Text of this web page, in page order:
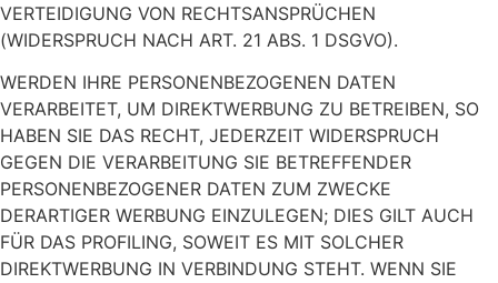
VERTEIDIGUNG VON RECHTSANSPRÜCHEN
(WIDERSPRUCH NACH ART. 21 ABS. 1 DSGVO).
WERDEN IHRE PERSONENBEZOGENEN DATEN
VERARBEITET, UM DIREKTWERBUNG ZU BETREIBEN, SO
HABEN SIE DAS RECHT, JEDERZEIT WIDERSPRUCH
GEGEN DIE VERARBEITUNG SIE BETREFFENDER
PERSONENBEZOGENER DATEN ZUM ZWECKE
DERARTIGER WERBUNG EINZULEGEN; DIES GILT AUCH
FÜR DAS PROFILING, SOWEIT ES MIT SOLCHER
DIREKTWERBUNG IN VERBINDUNG STEHT. WENN SIE